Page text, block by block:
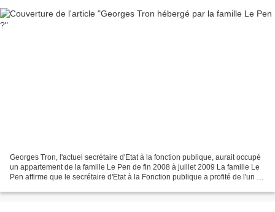
Georges Tron, l'actuel secrétaire d'Etat à la fonction publique, aurait occupé
un appartement de la famille Le Pen de fin 2008 à juillet 2009 La famille Le
Pen affirme que le secrétaire d'Etat à la Fonction publique a profité de l'un de